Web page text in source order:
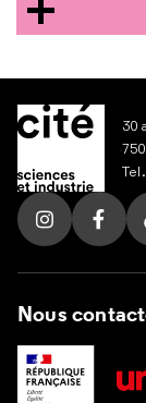
30
Suivez
Nous